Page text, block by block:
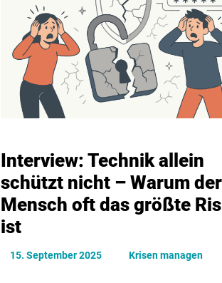
Interview: Technik allein
schützt nicht – Warum der
Mensch oft das größte
ist
15. September 2025 Krisen managen